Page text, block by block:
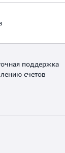
поддержка
счетов